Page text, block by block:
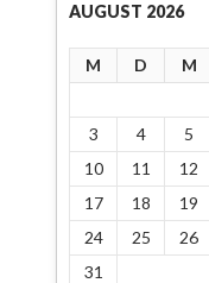
AUGUST 2026
M D M
3
4 5
10
11 12
17
18 19
24
25 26
31